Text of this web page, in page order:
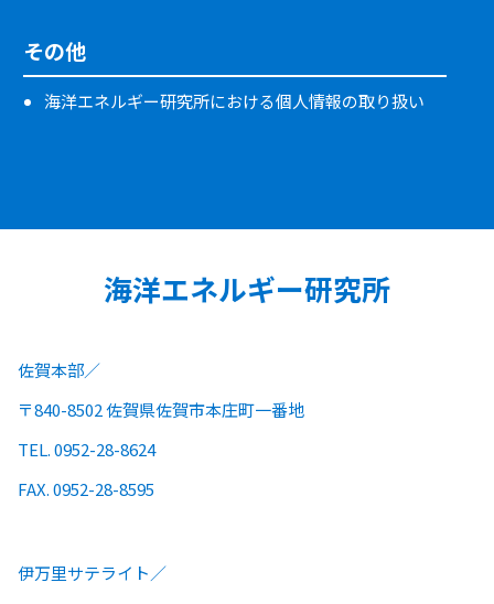
その他
海洋エネルギー研究所における個人情報の取り扱い
海洋エネルギー研究所
佐賀本部
〒840-8502 佐賀県佐賀市本庄町一番地
TEL. 0952-28-8624
FAX. 0952-28-8595
伊万里サテライト